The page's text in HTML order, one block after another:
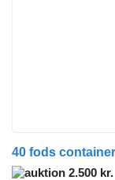
40 fods container
2.500 kr.